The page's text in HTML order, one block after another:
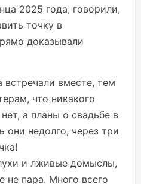
2025 года, говорили,
точку в
доказывали
вместе, тем
что никакого
а планы о свадьбе в
они недолго, через три
и лживые домыслы,
пара. Много всего